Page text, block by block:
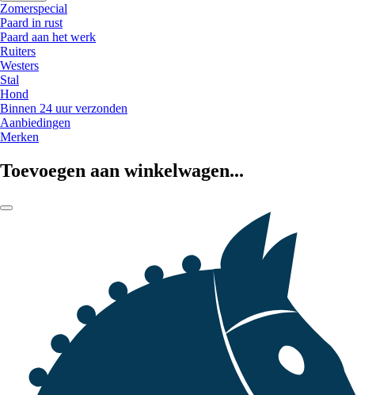
Zomerspecial
Paard in rust
Paard aan het werk
Ruiters
Westers
Stal
Hond
Binnen 24 uur verzonden
Aanbiedingen
Merken
Toevoegen aan winkelwagen...